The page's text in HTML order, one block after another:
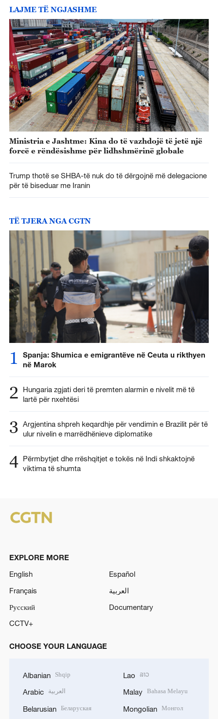
LAJME TË NGJASHME
Ministria e Jashtme: Kina do të vazhdojë të jetë një
forcë e rëndësishme për lidhshmërinë globale
Trump thotë se SHBA-të nuk do të dërgojnë më delegacione
për të biseduar me Iranin
TË TJERA NGA CGTN
1
Spanja: Shumica e emigrantëve në Ceuta u rikthyen
në Marok
2
Hungaria zgjati deri të premten alarmin e nivelit më të
lartë për nxehtësi
3 Argjentina shpreh keqardhje për vendimin e Brazilit për të
ulur nivelin e marrëdhënieve diplomatike
4 Përmbytjet dhe rrëshqitjet e tokës në Indi shkaktojnë
viktima të shumta
EXPLORE MORE
English
Español
Français
العربية
Русский
Documentary
CCTV+
CHOOSE YOUR LANGUAGE
Albanian Shqip
Arabic العربية
Belarusian Беларуская
Lao ລາວ
Malay Bahasa Melayu
Mongolian Монгол